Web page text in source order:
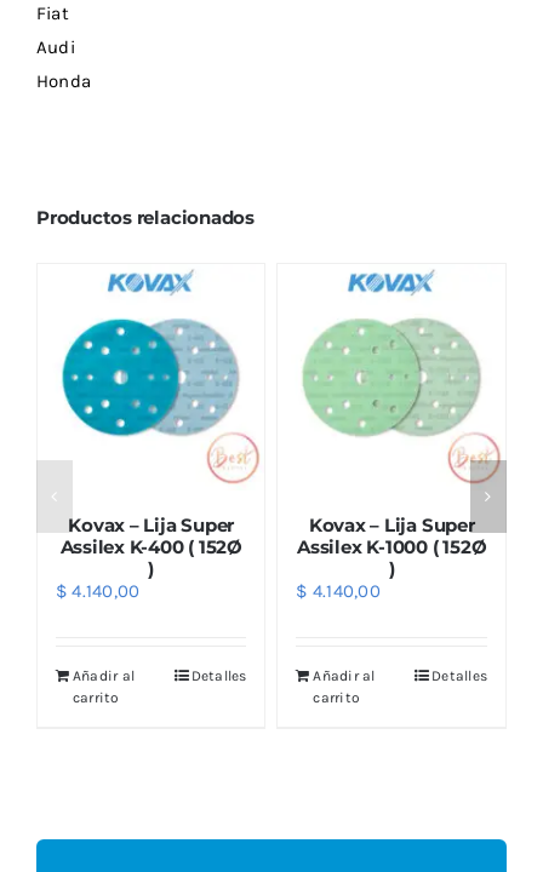
Fiat
Audi
Honda
Productos relacionados
Kovax – Lija Super
Assilex K-400 ( 152Ø
)
$ 4.140,00
Añadir al
carrito
Detalles
Kovax – Lija Super
Assilex K-1000 ( 152Ø
)
$ 4.140,00
Añadir al
carrito
Detalles